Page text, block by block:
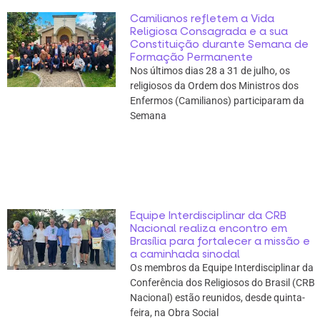
Camilianos refletem a Vida
Religiosa Consagrada e a sua
Constituição durante Semana de
Formação Permanente
Nos últimos dias 28 a 31 de julho, os
religiosos da Ordem dos Ministros dos
Enfermos (Camilianos) participaram da
Semana
Equipe Interdisciplinar da CRB
Nacional realiza encontro em
Brasília para fortalecer a missão e
a caminhada sinodal
Os membros da Equipe Interdisciplinar da
Conferência dos Religiosos do Brasil (CRB
Nacional) estão reunidos, desde quinta-
feira, na Obra Social